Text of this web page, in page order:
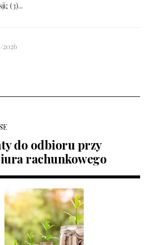
(3)...
2026
do odbioru przy
rachunkowego